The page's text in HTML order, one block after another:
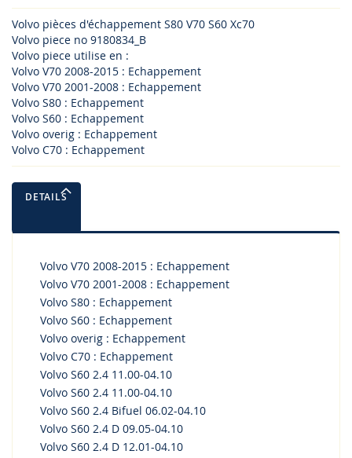
Volvo pièces d'échappement S80 V70 S60 Xc70
Volvo piece no 9180834_B
Volvo piece utilise en :
Volvo V70 2008-2015 : Echappement
Volvo V70 2001-2008 : Echappement
Volvo S80 : Echappement
Volvo S60 : Echappement
Volvo overig : Echappement
Volvo C70 : Echappement
DETAILS
Volvo V70 2008-2015 : Echappement
Volvo V70 2001-2008 : Echappement
Volvo S80 : Echappement
Volvo S60 : Echappement
Volvo overig : Echappement
Volvo C70 : Echappement
Volvo S60 2.4 11.00-04.10
Volvo S60 2.4 11.00-04.10
Volvo S60 2.4 Bifuel 06.02-04.10
Volvo S60 2.4 D 09.05-04.10
Volvo S60 2.4 D 12.01-04.10